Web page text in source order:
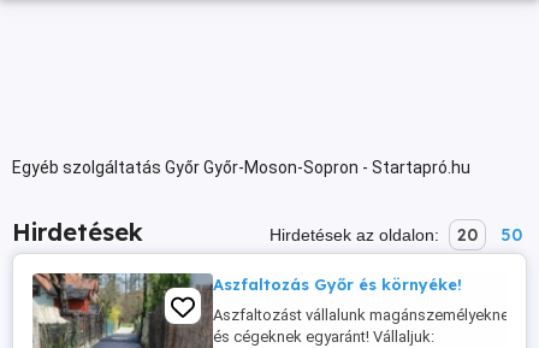
Egyéb szolgáltatás Győr Győr-Moson-Sopron - Startapró.hu
Hirdetések Hirdetések az oldalon: 20 50
Aszfaltozás Győr és környéke!
Aszfaltozást vállalunk magánszemélyeknek
és cégeknek egyaránt! Vállaljuk: